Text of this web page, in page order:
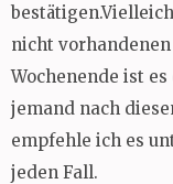
nicht
Wochenende ist
jemand nach
empfehle ich es
jeden Fall.